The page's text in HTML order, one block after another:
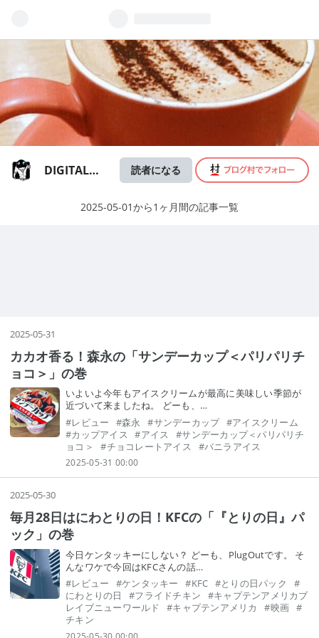
DIGITAL
読者になる
2025-05-01から1ヶ月間の記事一覧
2025-05-31
カカオ香る！森永の「サンデーカップ＜パリパリチ
ョコ＞」の巻
いよいよ今年もアイスクリームが最高に美味しい季節が
近づいて来ましたね。 どーも、…
#レビュー #森永 #サンデーカップ #アイスクリーム
#カップアイス #アイス #サンデーカップ＜パリパリチ
ョコ＞
#チョコレートアイス #バニラアイス
2025-05-31 00:00
2025-05-30
毎月28日はにわとりの日！KFCの「『とりの日』パ
ック」の巻
今日ケンタッキーにしない？ どーも、PlugOutです。 そ
んなワケで今回はKFCさんの話…
#レビュー #ケンタッキー #KFC #とりの日パック
#
にわとりの日
#フライドチキン #キャプテンアメリカブ
レイブニューワールド
#キャプテンアメリカ #映画 #
チキン